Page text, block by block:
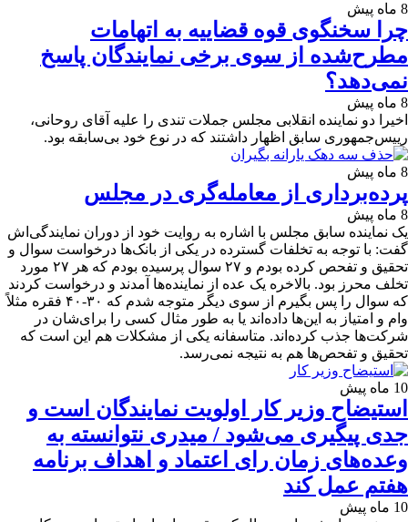
8 ماه پیش
چرا سخنگوی قوه قضاییه به اتهامات
مطرح‌شده از سوی برخی نمایندگان پاسخ
نمی‌دهد؟
8 ماه پیش
اخیرا دو نماینده انقلابی مجلس جملات تندی را علیه آقای روحانی،
رییس‌جمهوری سابق اظهار داشتند که در نوع خود بی‌سابقه بود.
8 ماه پیش
پرده‌برداری از معامله‌گری در مجلس
8 ماه پیش
یک نماینده سابق مجلس با اشاره به روایت خود از دوران نمایندگی‌اش
گفت: با توجه به تخلفات گسترده در یکی از بانک‌ها درخواست سوال و
تحقیق و تفحص کرده بودم و ۲۷ سوال پرسیده بودم که هر ۲۷ مورد
تخلف محرز بود. بالاخره یک عده از نماینده‌ها آمدند و درخواست کردند
که سوال را پس بگیرم از سوی دیگر متوجه شدم که ۳۰-۴۰ فقره مثلاً
وام و امتیاز به این‌ها داده‌اند یا به طور مثال کسی را برای‌شان در
شرکت‌ها جذب کرده‌اند. متاسفانه یکی از مشکلات هم این است که
تحقیق و تفحص‌ها هم به نتیجه نمی‌رسد.
10 ماه پیش
استیضاح وزیر کار اولویت نمایندگان است و
جدی پیگیری می‌شود / میدری نتوانسته به
وعده‌های زمان رای اعتماد و اهداف برنامه
هفتم عمل کند
10 ماه پیش